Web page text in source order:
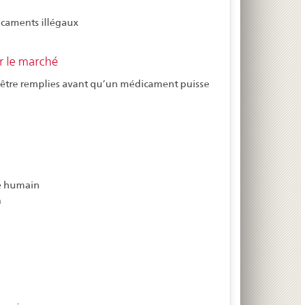
illégaux
le marché
remplies avant qu’un médicament puisse
humain